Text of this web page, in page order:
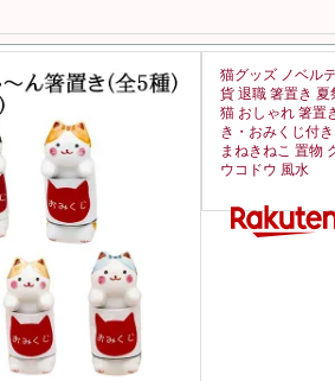
猫グッズ ノベル
貨 退職 箸置き
猫 おしゃれ 箸置
き・おみくじ付
まねきねこ 置物
ウコドウ 風水